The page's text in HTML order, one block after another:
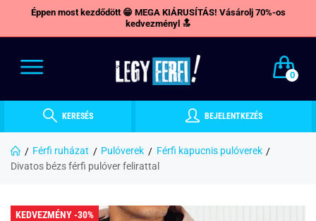
Éppen most kezdődött 😁 MEGA KIÁRUSÍTÁS! Vásárolj 70%-os
kedvezményl 🔝
0
KERESÉS BEJELENTKEZÉS
Férfi ruházat Pulóverek
Férfi kapucnis pulóverek
Divatos bézs férfi pulóver felirattal
KEDVEZMÉNY -30%